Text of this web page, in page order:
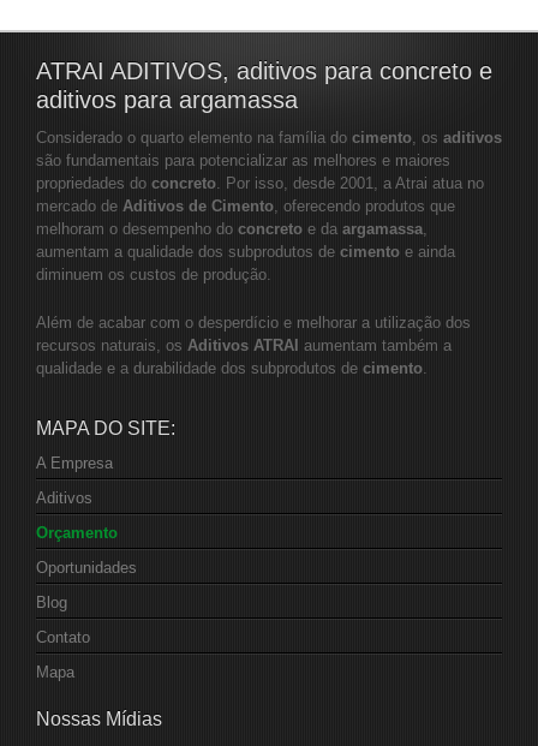
ATRAI ADITIVOS, aditivos para concreto e
aditivos para argamassa
Considerado o quarto elemento na família do cimento, os aditivos
são fundamentais para potencializar as melhores e maiores
propriedades do concreto. Por isso, desde 2001, a Atrai atua no
mercado de Aditivos de Cimento, oferecendo produtos que
melhoram o desempenho do concreto e da argamassa,
aumentam a qualidade dos subprodutos de cimento e ainda
diminuem os custos de produção.
Além de acabar com o desperdício e melhorar a utilização dos
recursos naturais, os Aditivos ATRAI aumentam também a
qualidade e a durabilidade dos subprodutos de cimento.
MAPA DO SITE:
A Empresa
Aditivos
Orçamento
Oportunidades
Blog
Contato
Mapa
Nossas Mídias